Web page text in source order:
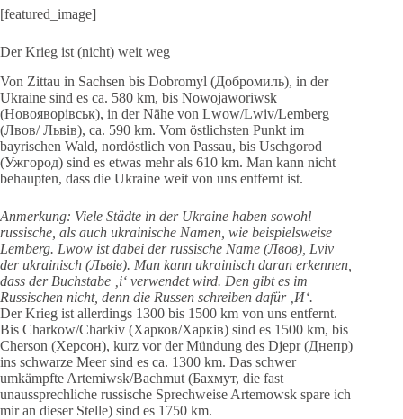
[featured_image]
Der Krieg ist (nicht) weit weg
Von Zittau in Sachsen bis Dobromyl (Добромиль), in der
Ukraine sind es ca. 580 km, bis Nowojaworiwsk
(Новояворівськ), in der Nähe von Lwow/Lwiv/Lemberg
(Лвов/ Львів), ca. 590 km. Vom östlichsten Punkt im
bayrischen Wald, nordöstlich von Passau, bis Uschgorod
(Ужгород) sind es etwas mehr als 610 km. Man kann nicht
behaupten, dass die Ukraine weit von uns entfernt ist.
Anmerkung: Viele Städte in der Ukraine haben sowohl
russische, als auch ukrainische Namen, wie beispielsweise
Lemberg. Lwow ist dabei der russische Name (Лвов), Lviv
der ukrainisch (Львів). Man kann ukrainisch daran erkennen,
dass der Buchstabe ‚i‘ verwendet wird. Den gibt es im
Russischen nicht, denn die Russen schreiben dafür ‚ И‘.
Der Krieg ist allerdings 1300 bis 1500 km von uns entfernt.
Bis Charkow/Charkiv (Харков/Харкiв) sind es 1500 km, bis
Cherson (Херсон), kurz vor der Mündung des Djepr (Днепр)
ins schwarze Meer sind es ca. 1300 km. Das schwer
umkämpfte Artemiwsk/Bachmut (Бахмут, die fast
unaussprechliche russische Sprechweise Artemowsk spare ich
mir an dieser Stelle) sind es 1750 km.